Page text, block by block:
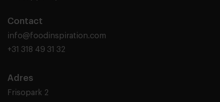
Contact
info@foodinspiration.com
+31 318 49 31 32
Adres
Frisopark 2